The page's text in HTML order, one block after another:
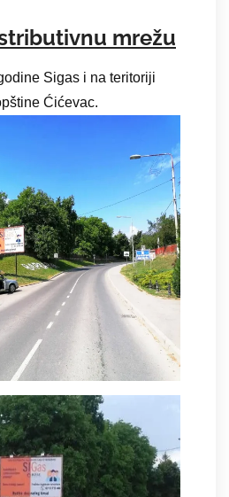
mrežu
Sigas i na teritoriji
Ćićevac.